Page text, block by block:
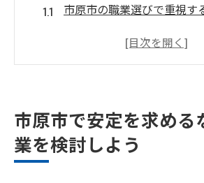
市原市の職業選びで重視す
地元企業の信頼と安定性を
安定職を選ぶための情報収
安定したキャリアを市原市で築
市原市で安定を求める
業を検討しよう